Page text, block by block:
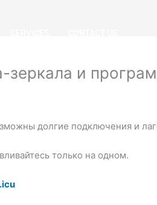
и
долгие подключения и
только на одном.